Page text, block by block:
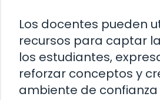
Los docentes pueden
recursos para captar
los estudiantes,
reforzar conceptos y
ambiente de confianza